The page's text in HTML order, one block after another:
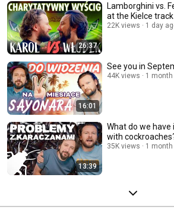
26:37
Lamborghini vs.
at the Kielce track
22K views 1 day
16:01
See you in
44K views 1
13:39
What do we have
with
35K views 1